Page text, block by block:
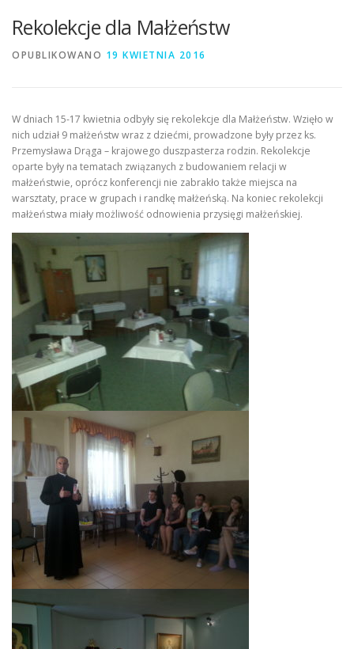
Rekolekcje dla Małżeństw
OPUBLIKOWANO 19 KWIETNIA 2016
W dniach 15-17 kwietnia odbyły się rekolekcje dla Małżeństw. Wzięło w
nich udział 9 małżeństw wraz z dziećmi, prowadzone były przez ks.
Przemysława Drąga – krajowego duszpasterza rodzin. Rekolekcje
oparte były na tematach związanych z budowaniem relacji w
małżeństwie, oprócz konferencji nie zabrakło także miejsca na
warsztaty, prace w grupach i randkę małżeńską. Na koniec rekolekcji
małżeństwa miały możliwość odnowienia przysięgi małżeńskiej.